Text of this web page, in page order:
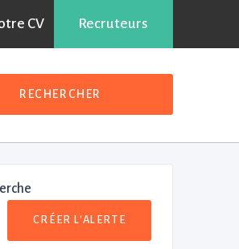
CV Recruteurs
RECHERCHER
CRÉER L'ALERTE